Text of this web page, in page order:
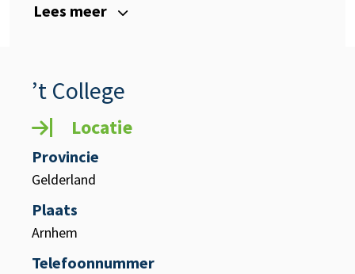
Lees meer
’t College
Locatie
Provincie
Gelderland
Plaats
Arnhem
Telefoonnummer